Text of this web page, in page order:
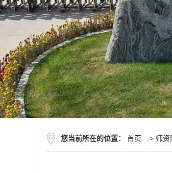
您当前所在的位置： 首页 -> 师资